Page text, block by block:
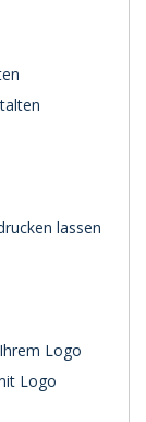
lassen
Logo
Logo